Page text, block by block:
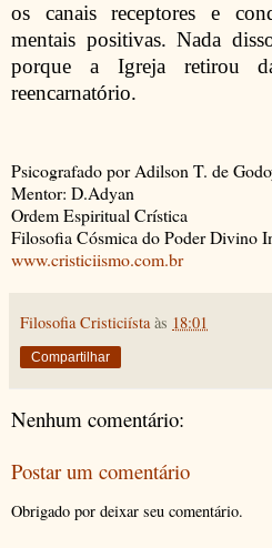
os canais receptores e
mentais positivas. Nada
porque a Igreja retirou
reencarnatório.
Psicografado por Adilson T. de
Mentor: D.Adyan
Ordem Espiritual Crística
Filosofia Cósmica do Poder Divino
www.cristiciismo.com.br
Filosofia Cristiciísta às 18:01
Compartilhar
Nenhum comentário:
Postar um comentário
Obrigado por deixar seu comentário.